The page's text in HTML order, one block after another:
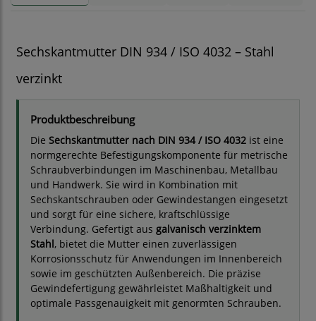
Sechskantmutter DIN 934 / ISO 4032 – Stahl
verzinkt
Produktbeschreibung
Die Sechskantmutter nach DIN 934 / ISO 4032 ist eine
normgerechte Befestigungskomponente für metrische
Schraubverbindungen im Maschinenbau, Metallbau
und Handwerk. Sie wird in Kombination mit
Sechskantschrauben oder Gewindestangen eingesetzt
und sorgt für eine sichere, kraftschlüssige
Verbindung. Gefertigt aus galvanisch verzinktem
Stahl, bietet die Mutter einen zuverlässigen
Korrosionsschutz für Anwendungen im Innenbereich
sowie im geschützten Außenbereich. Die präzise
Gewindefertigung gewährleistet Maßhaltigkeit und
optimale Passgenauigkeit mit genormten Schrauben.